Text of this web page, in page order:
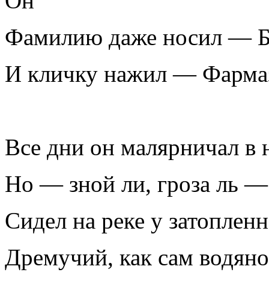
Фамилию даже носил —
И кличку нажил —
Все дни он малярничал в
Но — зной ли, гроза ль
Сидел на реке у
Дремучий, как сам